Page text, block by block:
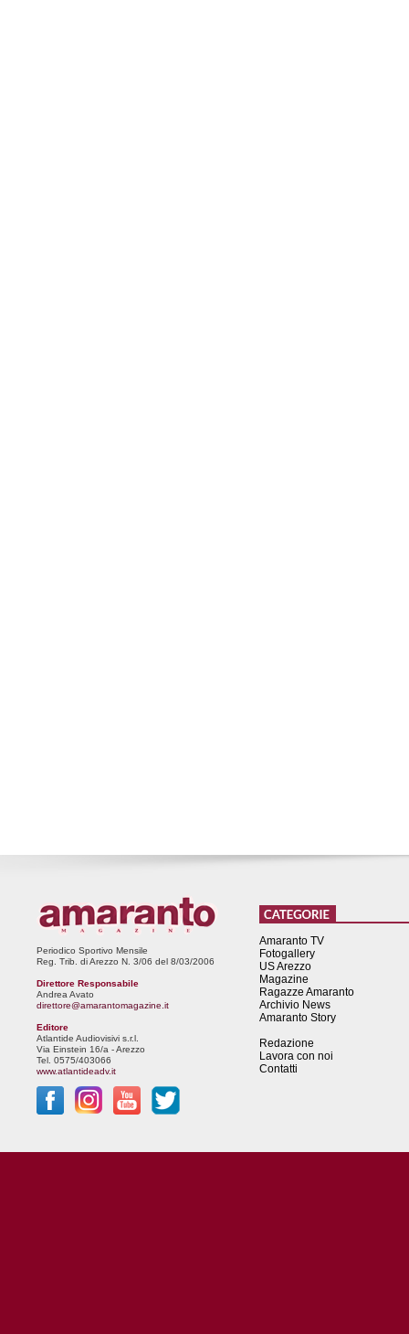
Periodico Sportivo Mensile
Reg. Trib. di Arezzo N. 3/06 del 8/03/2006
Direttore Responsabile
Andrea Avato
direttore@amarantomagazine.it
Editore
Atlantide Audiovisivi s.r.l.
Via Einstein 16/a - Arezzo
Tel. 0575/403066
www.atlantideadv.it
Amaranto TV
Fotogallery
US Arezzo
Magazine
Ragazze Amaranto
Archivio News
Amaranto Story
Redazione
Lavora con noi
Contatti